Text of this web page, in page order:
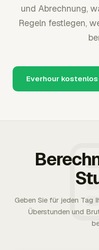
und Abrechnung,
Regeln festlegen,
Everhour
Geben Sie für jeden Tag
Überstunden und